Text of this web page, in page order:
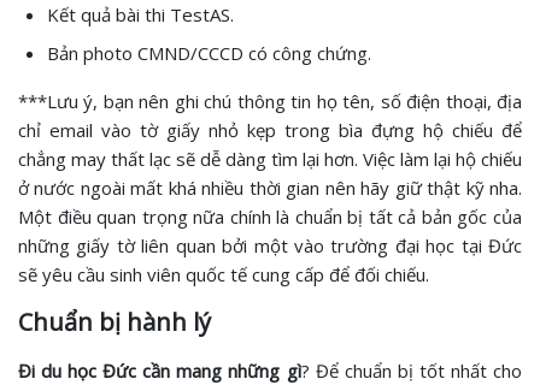
Kết quả bài thi TestAS.
Bản photo CMND/CCCD có công chứng.
***Lưu ý, bạn nên ghi chú thông tin họ tên, số điện thoại, địa
chỉ email vào tờ giấy nhỏ kẹp trong bìa đựng hộ chiếu để
chẳng may thất lạc sẽ dễ dàng tìm lại hơn. Việc làm lại hộ chiếu
ở nước ngoài mất khá nhiều thời gian nên hãy giữ thật kỹ nha.
Một điều quan trọng nữa chính là chuẩn bị tất cả bản gốc của
những giấy tờ liên quan bởi một vào trường đại học tại Đức
sẽ yêu cầu sinh viên quốc tế cung cấp để đối chiếu.
Chuẩn bị hành lý
Đi du học Đức cần mang những gì? Để chuẩn bị tốt nhất cho